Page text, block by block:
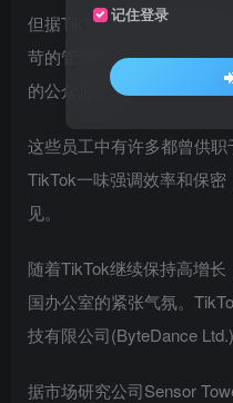
但据TikTok美国办公室的
苛的管理风格和高要求的
的公众形象。
这些员工中有许多都曾供职
TikTok一味强调效率和保
见。
随着TikTok继续保持高增
国办公室的紧张气氛。
技有限公司(ByteDance Ltd.)
据市场研究公司Sensor
记住登录